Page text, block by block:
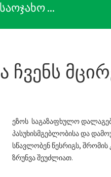
...
ეზოს საგაზაფხულო
პასუხისმგებლობისა და
სწავლობენ წესრიგს,
ზრუნვა შეუძლიათ.